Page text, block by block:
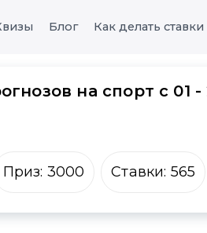
Блог Как делать ставки
на спорт с 01
Приз: 3000 Ставки: 565